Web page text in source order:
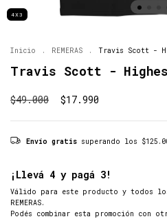
4X3
Inicio . REMERAS . Travis Scott -
Travis Scott -
$49.000 $17.990
Envío gratis superando los
¡Llevá 4 y pagá 3!
Válido para este producto y todos
REMERAS.
Podés combinar esta promoción con